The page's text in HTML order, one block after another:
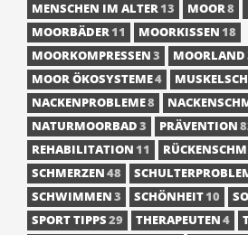
MENSCHEN IM ALTER13 MOOR8
MOORBÄDER11 MOORKISSEN18
MOORKOMPRESSEN3 MOORLAND
MOOR ÖKOSYSTEME4
NACKENPROBLEME8
NATURMOORBAD3 PRÄVENTION
REHABILITATION11
SCHMERZEN48
SCHWIMMEN3 SCHÖNHEIT10
SPORT TIPPS29 THERAPEUTEN4